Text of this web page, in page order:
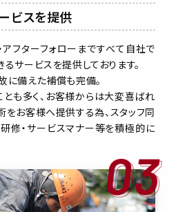
ビスを提供
フターフォローまですべて自社で
サービスを提供しております。
に備えた補償も完備。
も多く、お客様からは大変喜ばれ
をお客様へ提供する為、スタッフ同
修・サービスマナー等を積極的に